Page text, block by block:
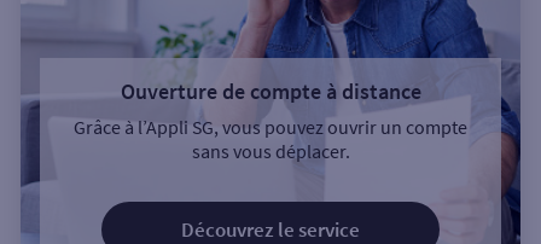
Ouverture de compte à distance
Grâce à l’Appli SG, vous pouvez ouvrir un compte
sans vous déplacer.
Découvrez le service